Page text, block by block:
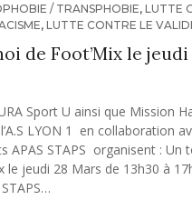
/ TRANSPHOBIE, LUTTE
, LUTTE CONTRE LE
de Foot’Mix le jeudi
Sport U ainsi que Mission
LYON 1 en collaboration
APAS STAPS organisent : Un
le jeudi 28 Mars de 13h30 à
STAPS…